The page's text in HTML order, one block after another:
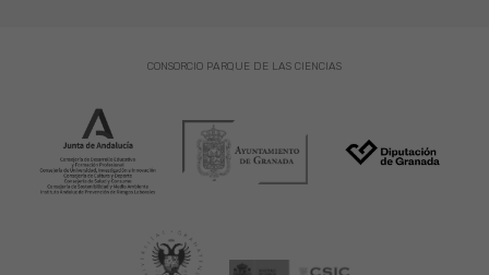
CONSORCIO PARQUE DE LAS CIENCIAS